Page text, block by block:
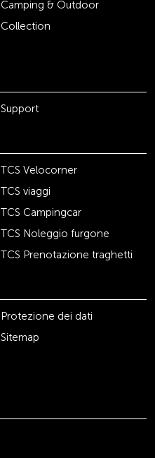
Camping & Outdoor
Collection
Support
TCS Velocorner
TCS viaggi
TCS Campingcar
TCS Noleggio furgone
TCS Prenotazione traghetti
Protezione dei dati
Sitemap